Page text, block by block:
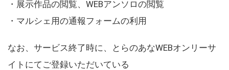
・展示作品の閲覧、WEBアンソロの閲覧
・マルシェ用の通報フォームの利用
なお、サービス終了時に、とらのあなWEBオンリーサ
イトにてご登録いただいている